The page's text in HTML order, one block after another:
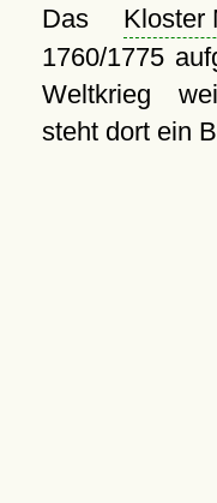
Das Kloster
1760/1775
Weltkrieg
steht dort ein